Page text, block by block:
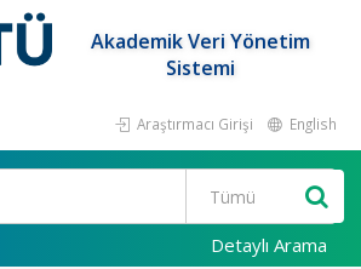
Akademik Veri Yönetim
Sistemi
Araştırmacı Girişi English
Detaylı Arama